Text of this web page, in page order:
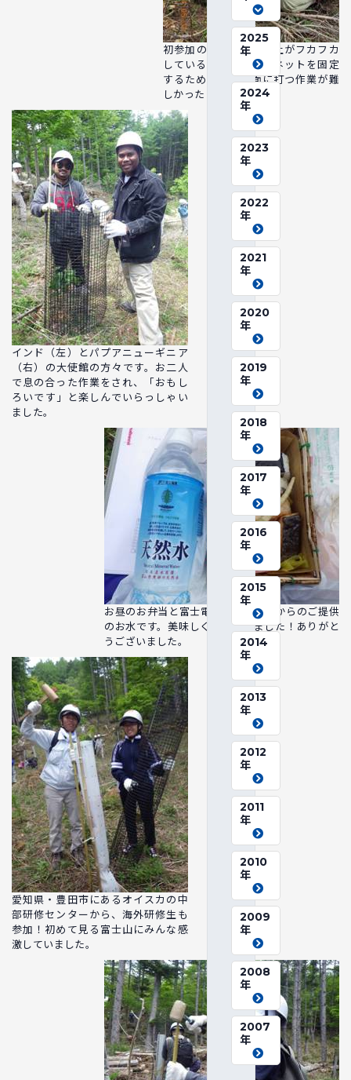
初参加のお二人です。土がフカフカ
しているため、被せたネットを固定
するための杭を地面に打つ作業が難
しかったようです。
インド（左）とパプアニューギニア
（右）の大使館の方々です。お二人
で息の合った作業をされ、「おもし
ろいです」と楽しんでいらっしゃい
ました。
お昼のお弁当と富士電機（株）さんからのご提供
のお水です。美味しくいただきました！ありがと
うございました。
愛知県・豊田市にあるオイスカの中
部研修センターから、海外研修生も
参加！初めて見る富士山にみんな感
激していました。
2025
年
2024
年
2023
年
2022
年
2021
年
2020
年
2019
年
2018
年
2017
年
2016
年
2015
年
2014
年
2013
年
2012
年
2011
年
2010
年
2009
年
2008
年
2007
年